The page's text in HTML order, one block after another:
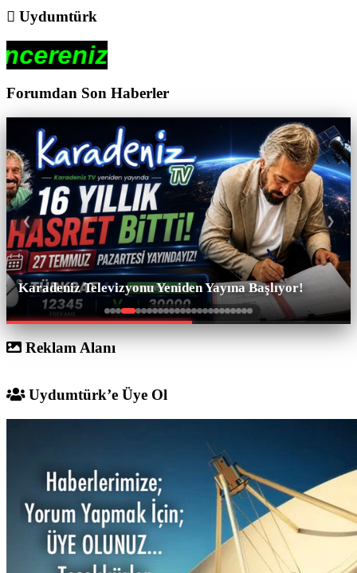
Uydumtürk
Forumdan Son Haberler
❮ ❯
Karadeniz Televizyonu Yeniden Yayına Başlıyor!
Reklam Alanı
Uydumtürk’e Üye Ol